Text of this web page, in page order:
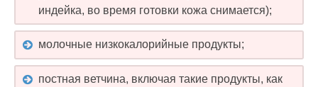
индейка, во время готовки кожа снимается);
молочные низкокалорийные продукты;
постная ветчина, включая такие продукты, как